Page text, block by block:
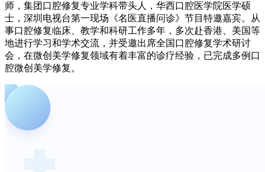
师，集团口腔修复专业学科带头人，华西口腔医学院医学硕
士，深圳电视台第一现场《名医直播问诊》节目特邀嘉宾。从
事口腔修复临床、教学和科研工作多年，多次赴香港、美国等
地进行学习和学术交流，并受邀出席全国口腔修复学术研讨
会，在微创美学修复领域有着丰富的诊疗经验，已完成多例口
腔微创美学修复。